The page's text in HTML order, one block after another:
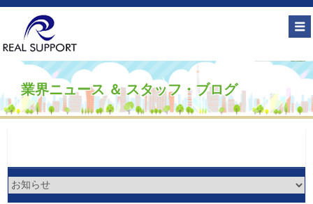
業界ニュース ＆ スタッフ・ブログ